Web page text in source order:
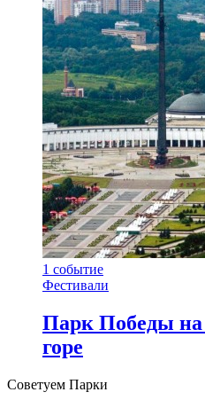
1 событие
Фестивали
Парк Победы
горе
Советуем Парки